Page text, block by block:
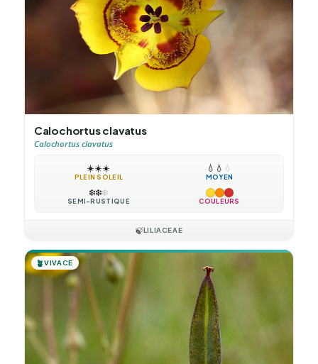
Calochortus clavatus
Calochortus clavatus
☀️☀️☀️
PLEIN SOLEIL
💧 💧 💧
MOYEN
❄️❄️❄️
SEMI-RUSTIQUE COULEURS
🍃LILIACEAE
🪴VIVACE